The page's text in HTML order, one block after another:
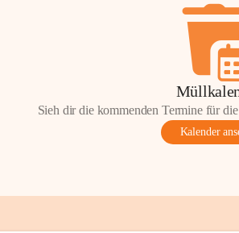
Sieh dir die kommenden Termine für
Kalender